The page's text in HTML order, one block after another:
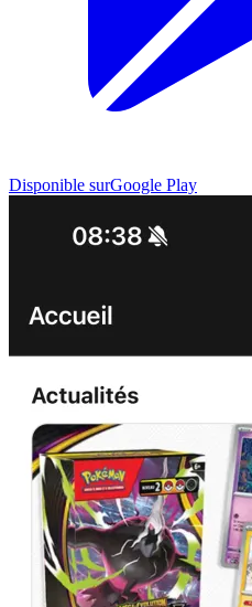
Disponible surGoogle Play